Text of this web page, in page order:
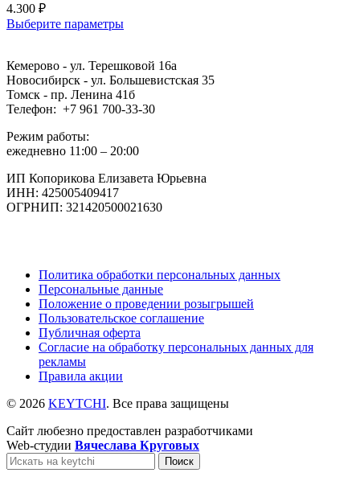
4.300 ₽
Выберите параметры
Кемерово - ул. Терешковой 16а
Новосибирск - ул. Большевистская 35
Томск - пр. Ленина 41б
Телефон: +7 961 700-33-30
Режим работы:
ежедневно 11:00 – 20:00
ИП Копорикова Елизавета Юрьевна
ИНН: 425005409417
ОГРНИП: 321420500021630
Политика обработки персональных данных
Персональные данные
Положение о проведении розыгрышей
Пользовательское соглашение
Публичная оферта
Согласие на обработку персональных данных для
рекламы
Правила акции
© 2026 KEYTCHI. Все права защищены
Сайт любезно предоставлен разработчиками
Web-студии Вячеслава Круговых
Поиск